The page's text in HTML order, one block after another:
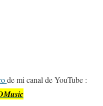
de mi canal de YouTube :